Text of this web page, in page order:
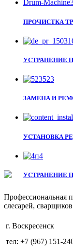
ПРОЧИСТКА
УСТРАНЕНИЕ
ЗАМЕНА И
УСТАНОВКА
УСТРАНЕНИЕ
Профессиональная
слесарей,
г. Воскресенск
тел: +7 (967) 151-